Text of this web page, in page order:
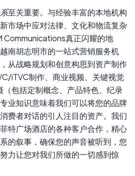
至关重要。与经验丰富的本地机构
市场中应对法律、文化和物流复杂
Communications真正闪耀的地
南胡志明市的一站式营销服务机
从战略规划和创意构思到资产制作
iTVC制作、商业视频、关键视觉
包括定制概念、产品特色、纪录
业知识意味着我们可以将您的品牌
费者对话的引人注目的资产。我们
特广场酒店的各种客户合作，精心
的叙事，确保您的声音被听到，您
力让您对我们所做的一切感到惊